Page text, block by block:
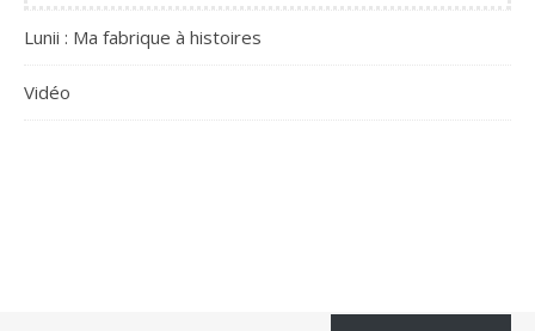
Lunii : Ma fabrique à histoires
Vidéo